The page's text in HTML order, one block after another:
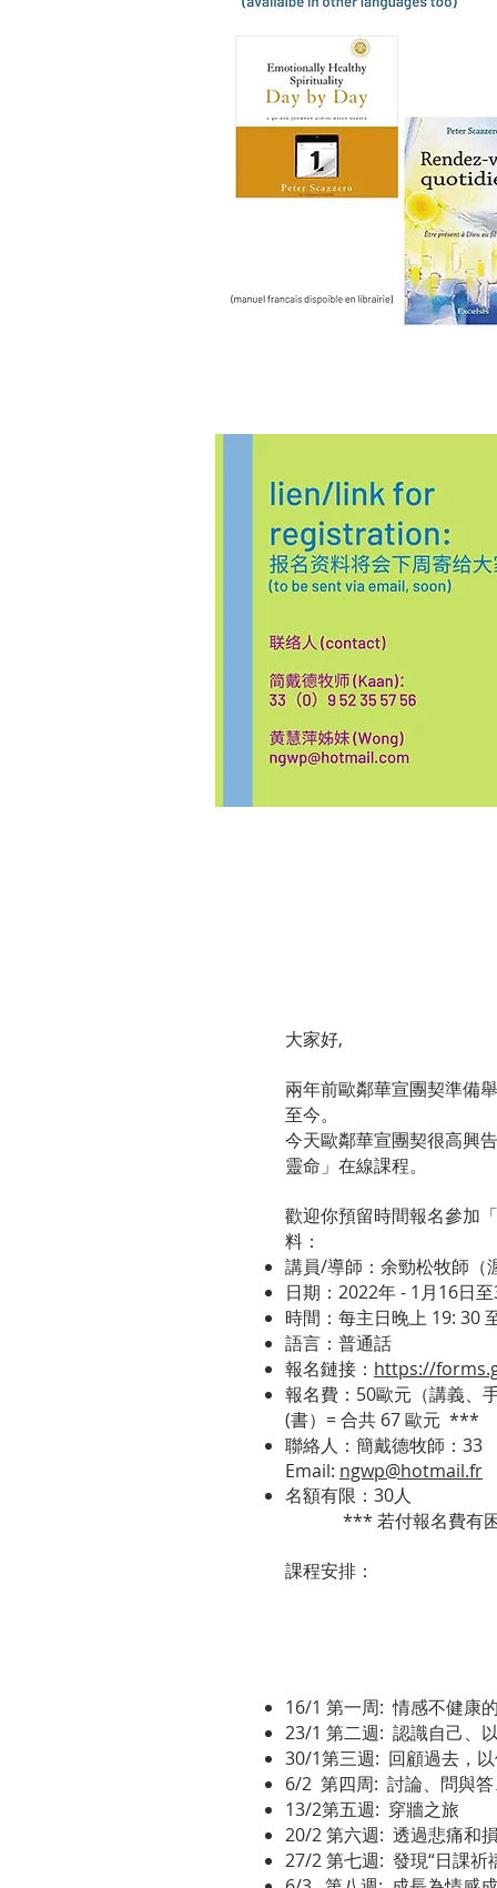
大家好,
兩年前歐鄰華宣團契準備
至今。
今天歐鄰華宣團契很高興
靈命」在線課程。
歡迎你預留時間報名參加
料：
講員/導師：余勁松牧師（
日期：2022年 - 1月16日
時間：每主日晚上 19: 30
語言：普通話
報名鏈接： https://
報名費：50歐元（講義、
(書）= 合共 67 歐元 ***
聯絡人：簡戴德牧師：33
Email: ngwp@hotmail.fr
名額有限：30人
*** 若付報名費有困
課程安排：
16/1 第一周: 情感不健康
23/1 第二週: 認識自己、
30/1第三週: 回顧過去，
6/2 第四周: 討論、問與
13/2第五週: 穿牆之旅
20/2 第六週: 透過悲痛和
27/2 第七週: 發現“日課祈